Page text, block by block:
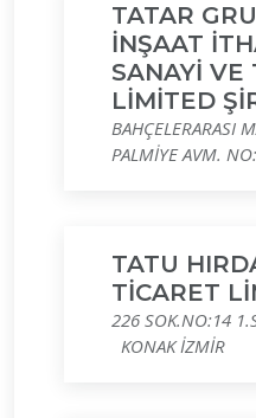
TATAR
İNŞAAT
SANAYİ VE
LİMİTED
BAHÇELERARASI
PALMİYE AVM.
TATU
TİCARET
226 SOK.NO:14
KONAK İZMİR